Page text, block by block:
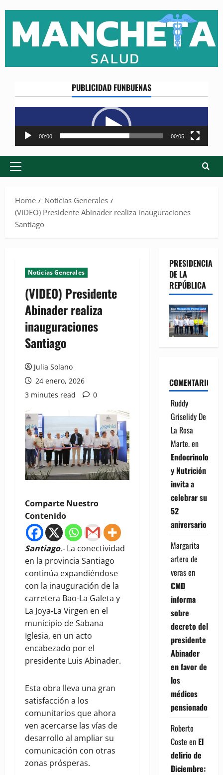
content
PUBLICIDAD FUNBUENAS
Reproductor
de
vídeo
00:00 00:05
Primary
Home
Noticias Generales
(VIDEO) Presidente Abinader realiza inauguraciones
Santiago
Noticias Generales
(VIDEO) Presidente
Abinader realiza
inauguraciones
Santiago
Julia Solano
24 enero, 2026
3 minutes read
0
Comparte Nuestro
Contenido
Santiago.-La conectividad
en la provincia Santiago
continúa expandiéndose
con la inauguración de la
carretera Bao-La Galeta y
La Joya-La Virgen en el
municipio de Sabana
Iglesia, en un acto
encabezado por el
presidente Luis Abinader.
Esta obra lleva una gran
satisfacción a los
comunitarios que ahora
ven acercarse las vías de
desarrollo al ampliar su
comunicación con otras
zonas prósperas.
PRESIDENCIA
DE LA
REPÚBLICA
COMENTARIOS
Ruddy
Griselidy De
La Rosa
Marte.en
Endocrinología
y Nutrición
invita a
celebrar su
52
aniversario
Margarita
artero de
verasen
CMD
informa
sobre
decreto del
presidente
Abinader
en favor de
los
médicos
pensionados
Roberto
Coste en El
delirio de
Diciembre: